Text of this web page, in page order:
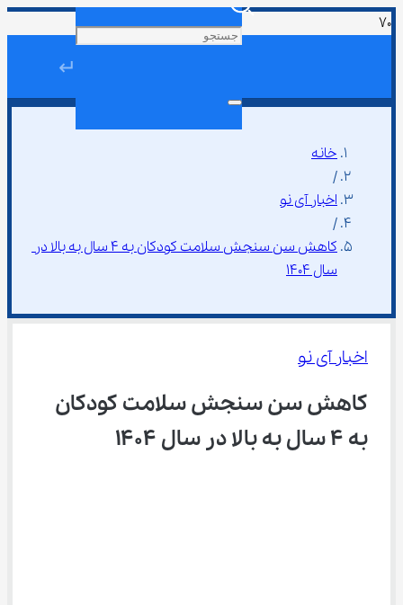
↵
خانه
/
اخبار آی نو
/
کاهش سن سنجش سلامت کودکان به 4 سال به بالا در
سال 1404
اخبار آی نو
کاهش سن سنجش سلامت کودکان
به 4 سال به بالا در سال 1404